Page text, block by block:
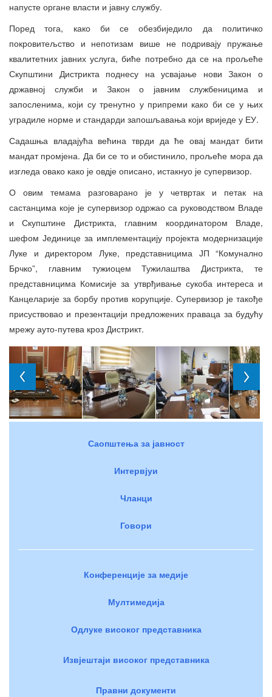
напусте органе власти и јавну службу.
Поред тога, како би се обезбиједило да политичко
покровитељство и непотизам више не подривају пружање
квалитетних јавних услуга, биће потребно да се на прољеће
Скупштини Дистрикта поднесу на усвајање нови Закон о
државној служби и Закон о јавним службеницима и
запосленима, који су тренутно у припреми како би се у њих
уградиле норме и стандарди запошљавања који вриједе у ЕУ.
Садашња владајућа већина тврди да ће овај мандат бити
мандат промјена. Да би се то и обистинило, прољеће мора да
изгледа овако како је овдје описано, истакнуо је супервизор.
О овим темама разговарано је у четвртак и петак на
састанцима које је супервизор одржао са руководством Владе
и Скупштине Дистрикта, главним координатором Владе,
шефом Јединице за имплементацију пројекта модернизације
Луке и директором Луке, представницима ЈП “Комунално
Брчко”, главним тужиоцем Тужилаштва Дистрикта, те
представницима Комисије за утврђивање сукоба интереса и
Канцеларије за борбу против корупције. Супервизор је такође
присуствовао и презентацији предложених праваца за будућу
мрежу ауто-путева кроз Дистрикт.
Саопштења за јавност
Интервјуи
Чланци
Говори
Конференције за медије
Мултимедија
Одлуке високог представника
Извјештаји високог представника
Правни документи